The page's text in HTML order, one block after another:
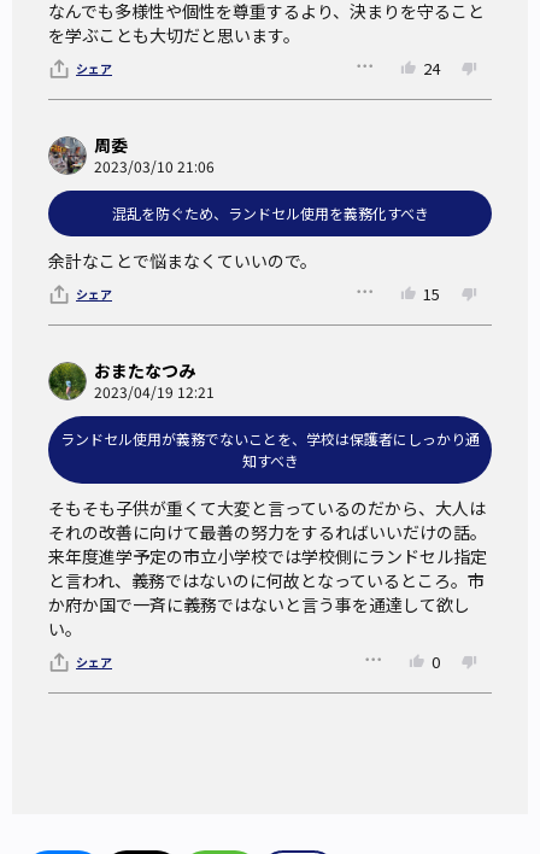
なんでも多様性や個性を尊重するより、決まりを守ること
を学ぶことも大切だと思います。
シェア 24
周委
2023/03/10 21:06
混乱を防ぐため、ランドセル使用を義務化すべき
余計なことで悩まなくていいので。
シェア 15
おまたなつみ
2023/04/19 12:21
ランドセル使用が義務でないことを、学校は保護者にしっかり通
知すべき
そもそも子供が重くて大変と言っているのだから、大人は
それの改善に向けて最善の努力をするればいいだけの話。
来年度進学予定の市立小学校では学校側にランドセル指定
と言われ、義務ではないのに何故となっているところ。市
か府か国で一斉に義務ではないと言う事を通達して欲し
い。
シェア 0